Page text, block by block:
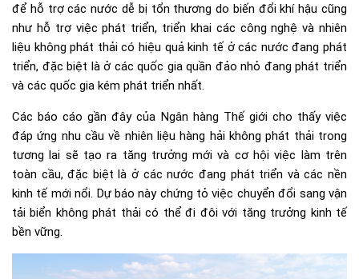
để hỗ trợ các nước dễ bị tổn thương do biến đổi khí hậu cũng
như hỗ trợ việc phát triển, triển khai các công nghệ và nhiên
liệu không phát thải có hiệu quả kinh tế ở các nước đang phát
triển, đặc biệt là ở các quốc gia quần đảo nhỏ đang phát triển
và các quốc gia kém phát triển nhất.
Các báo cáo gần đây của Ngân hàng Thế giới cho thấy việc
đáp ứng nhu cầu về nhiên liệu hàng hải không phát thải trong
tương lai sẽ tạo ra tăng trưởng mới và cơ hội việc làm trên
toàn cầu, đặc biệt là ở các nước đang phát triển và các nền
kinh tế mới nổi. Dự báo này chứng tỏ việc chuyển đổi sang vận
tải biển không phát thải có thể đi đôi với tăng trưởng kinh tế
bền vững.